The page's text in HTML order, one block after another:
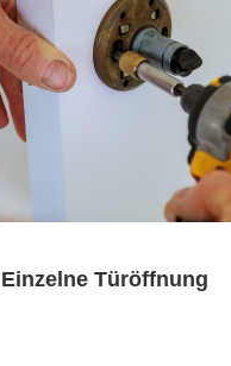
Einzelne Türöffnung